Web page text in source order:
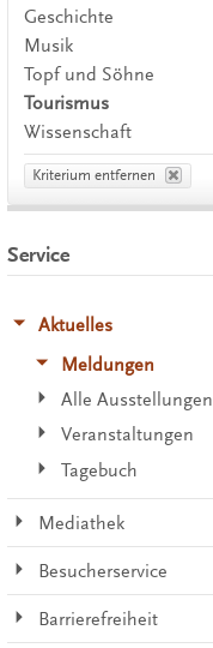
Geschichte
Musik
Topf und Söhne
Tourismus
Wissenschaft
Kriterium entfernen
Service
Aktuelles
Meldungen
Alle Ausstellungen
Veranstaltungen
Tagebuch
Mediathek
Besucherservice
Barrierefreiheit